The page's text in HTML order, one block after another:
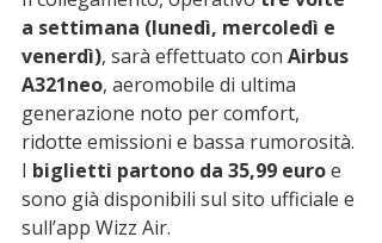
a settimana (lunedì, mercoledì e
venerdì), sarà effettuato con Airbus
A321neo, aeromobile di ultima
generazione noto per comfort,
ridotte emissioni e bassa rumorosità.
I biglietti partono da 35,99 euro e
sono già disponibili sul sito ufficiale e
sull’app Wizz Air.